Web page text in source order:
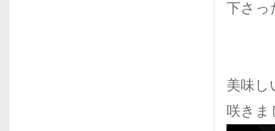
下さっ
美味し
咲き